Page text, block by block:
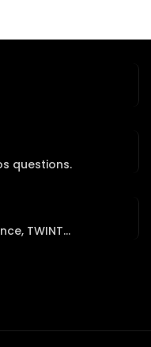
questions.
TWINT...